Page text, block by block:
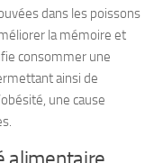
dans les poissons
la mémoire et
consommer une
ainsi de
une cause